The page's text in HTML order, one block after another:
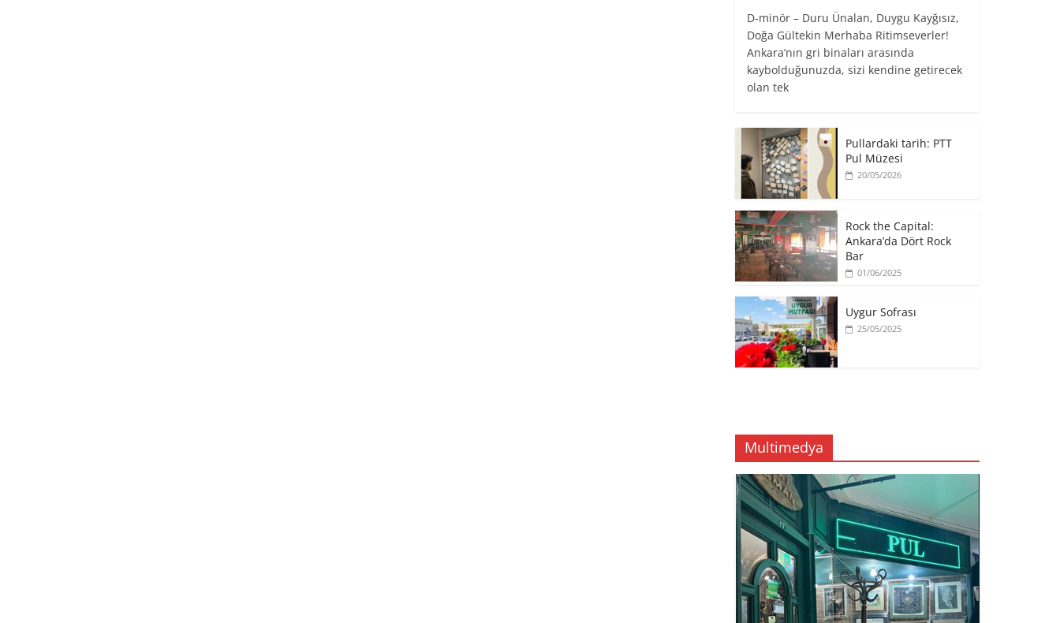
D-minör – Duru Ünalan, Duygu Kayğısız,
Doğa Gültekin Merhaba Ritimseverler!
Ankara’nın gri binaları arasında
kaybolduğunuzda, sizi kendine getirecek
olan tek
Pullardaki tarih: PTT
Pul Müzesi
20/05/2026
Rock the Capital:
Ankara’da Dört Rock
Bar
01/06/2025
Uygur Sofrası
25/05/2025
Multimedya